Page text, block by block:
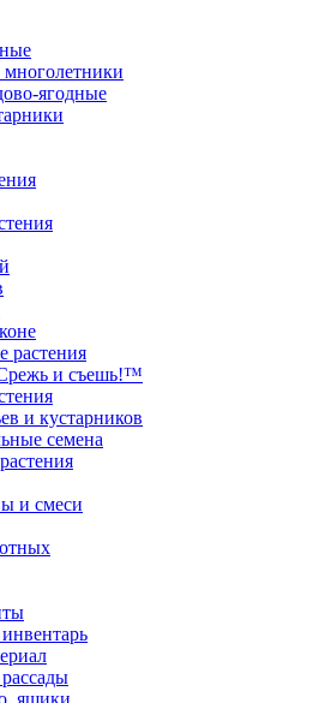
ягодные
растения
и съешь!™
и кустарников
семена
и смеси